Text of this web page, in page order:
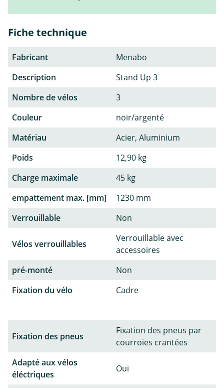
Fiche technique
Fabricant
Menabo
Description
Stand Up 3
Nombre de vélos
3
Couleur
noir/argenté
Matériau
Acier, Aluminium
Poids
12,90 kg
Charge maximale
45 kg
empattement max. [mm]
1230 mm
Verrouillable
Non
Vélos verrouillables
Verrouillable avec
accessoires
pré-monté
Non
Fixation du vélo
Cadre
Fixation des pneus
Fixation des pneus par
courroies crantées
Adapté aux vélos
éléctriques
Oui